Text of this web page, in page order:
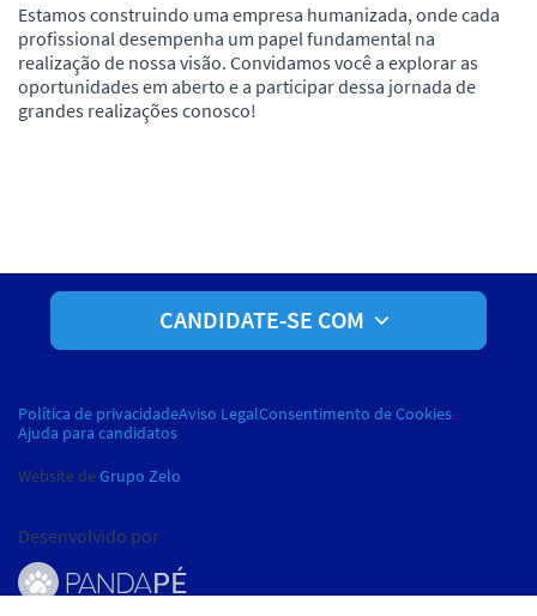
Estamos construindo uma empresa humanizada, onde cada
profissional desempenha um papel fundamental na
realização de nossa visão. Convidamos você a explorar as
oportunidades em aberto e a participar dessa jornada de
grandes realizações conosco!
CANDIDATE-SE COM
Política de privacidadeAviso LegalConsentimento de Cookies
Ajuda para candidatos
Website de Grupo Zelo
Desenvolvido por